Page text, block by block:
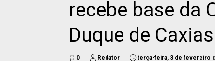
recebe base da
Duque de Caxias
0 Redator terça-feira, 3 de fevereiro